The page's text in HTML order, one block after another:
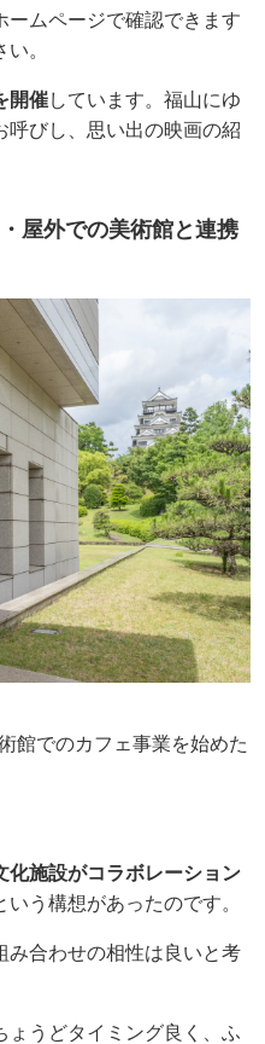
ームページで確認できます
。
開催しています。福山にゆ
呼びし、思い出の映画の紹
屋外での美術館と連携
館でのカフェ事業を始めた
化施設がコラボレーション
いう構想があったのです。
み合わせの相性は良いと考
ょうどタイミング良く、ふ